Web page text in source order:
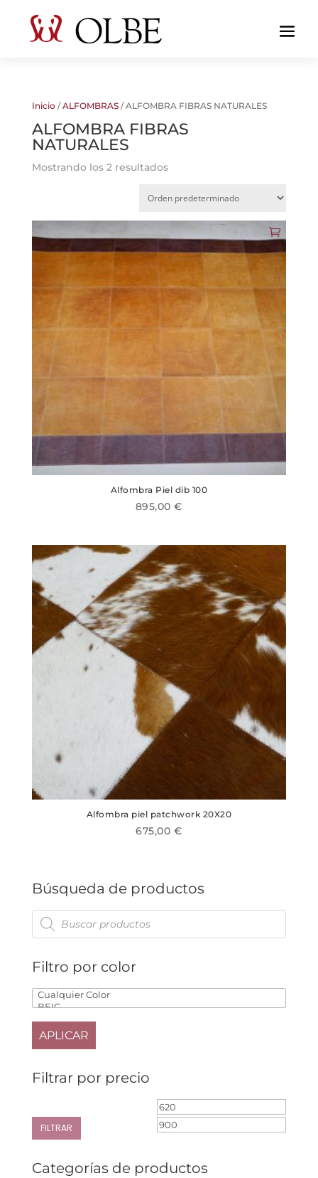
Inicio /ALFOMBRAS/ ALFOMBRA FIBRAS NATURALES
ALFOMBRA FIBRAS
NATURALES
Mostrando los 2 resultados
Alfombra Piel dib 100
895,00€
múltiples
variantes.
Las
opciones
pueden
elegir
Alfombra piel patchwork 20X20
675,00 €
múltiples
Las
opciones
pueden
elegir
en
Búsqueda de productos
Búsqueda
de
productos
Filtro por color
APLICAR
Filtrar por precio
Precio
mínimo
FILTRAR
Categorías de productos